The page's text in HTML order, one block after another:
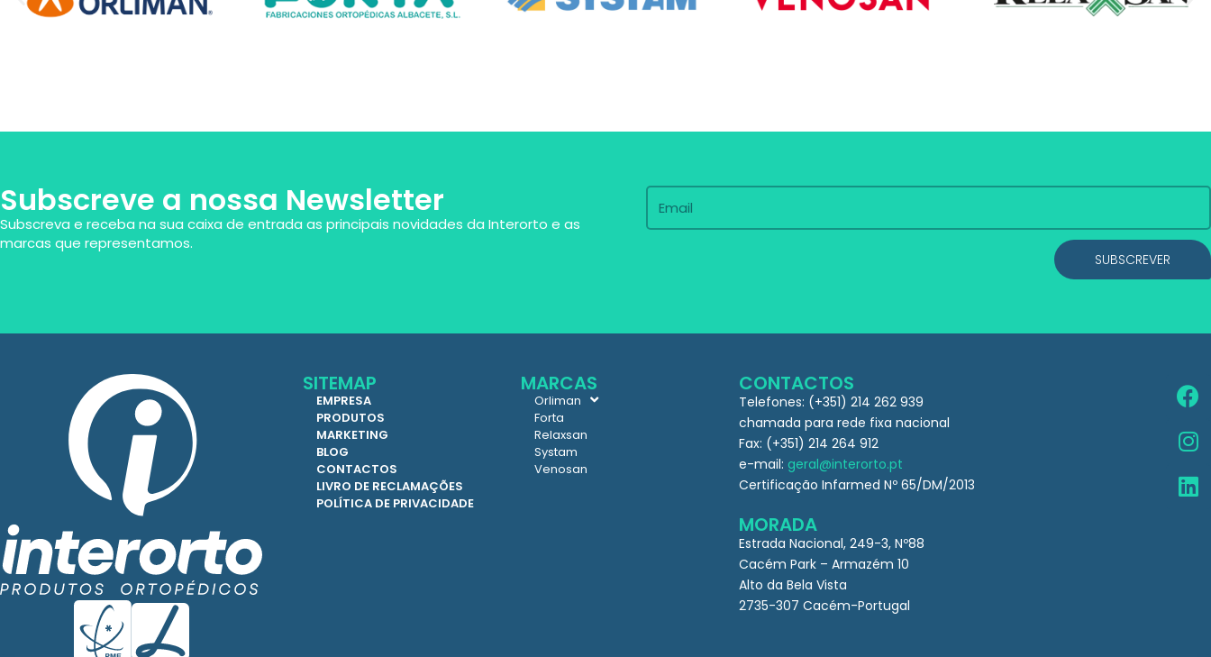
Subscreve a nossa Newsletter
Subscreva e receba na sua caixa de entrada as principais novidades da Interorto e as
marcas que representamos.
SUBSCREVER
SITEMAP
EMPRESA
PRODUTOS
MARKETING
BLOG
CONTACTOS
LIVRO DE RECLAMAÇÕES
POLÍTICA DE PRIVACIDADE
MARCAS
Orliman
Forta
Relaxsan
Systam
Venosan
CONTACTOS
Telefones: (+351) 214 262 939
chamada para rede fixa nacional
Fax: (+351) 214 264 912
e-mail: geral@interorto.pt
Certificação Infarmed Nº 65/DM/2013
MORADA
Estrada Nacional, 249-3, Nº88
Cacém Park – Armazém 10
Alto da Bela Vista
2735-307 Cacém-Portugal